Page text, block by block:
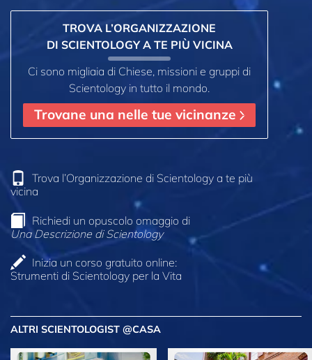
TROVA L’ORGANIZZAZIONE
DI SCIENTOLOGY A TE PIÙ VICINA
Ci sono migliaia di Chiese, missioni e gruppi di
Scientology in tutto il mondo.
Trovane una nelle tue vicinanze
Trova l’Organizzazione di Scientology a te più
vicina
Richiedi un opuscolo omaggio di
Una Descrizione di Scientology
Inizia un corso gratuito online:
Strumenti di Scientology per la Vita
ALTRI SCIENTOLOGIST @CASA